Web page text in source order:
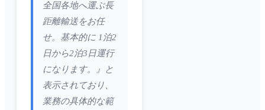
全国各地へ運ぶ長
距離輸送をお任
せ。基本的に 1泊2
日から2泊3日運行
になります。』と
表示されており、
業務の具体的な範